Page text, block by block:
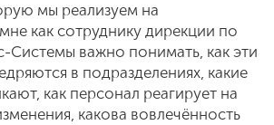
мы реализуем на
как сотруднику дирекции по
Системы важно понимать, как эти
в подразделениях, какие
как персонал реагирует на
какова вовлечённость